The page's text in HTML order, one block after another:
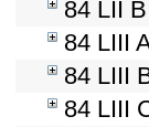
84 LII
84 LIII
84 LIII
84 LIII